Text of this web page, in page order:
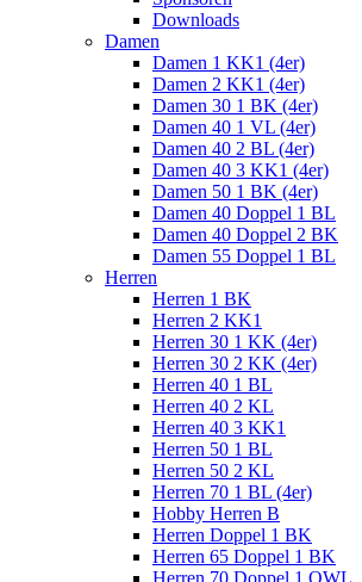
Downloads
Damen
Damen 1 KK1 (4er)
Damen 2 KK1 (4er)
Damen 30 1 BK (4er)
Damen 40 1 VL (4er)
Damen 40 2 BL (4er)
Damen 40 3 KK1 (4er)
Damen 50 1 BK (4er)
Damen 40 Doppel 1 BL
Damen 40 Doppel 2 BK
Damen 55 Doppel 1 BL
Herren
Herren 1 BK
Herren 2 KK1
Herren 30 1 KK (4er)
Herren 30 2 KK (4er)
Herren 40 1 BL
Herren 40 2 KL
Herren 40 3 KK1
Herren 50 1 BL
Herren 50 2 KL
Herren 70 1 BL (4er)
Hobby Herren B
Herren Doppel 1 BK
Herren 65 Doppel 1 BK
Herren 70 Doppel 1 OWL